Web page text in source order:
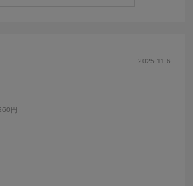
2025.11.6
円